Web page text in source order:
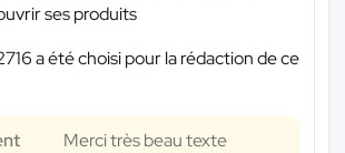
ses produits
a été choisi pour la rédaction de ce
Merci très beau texte